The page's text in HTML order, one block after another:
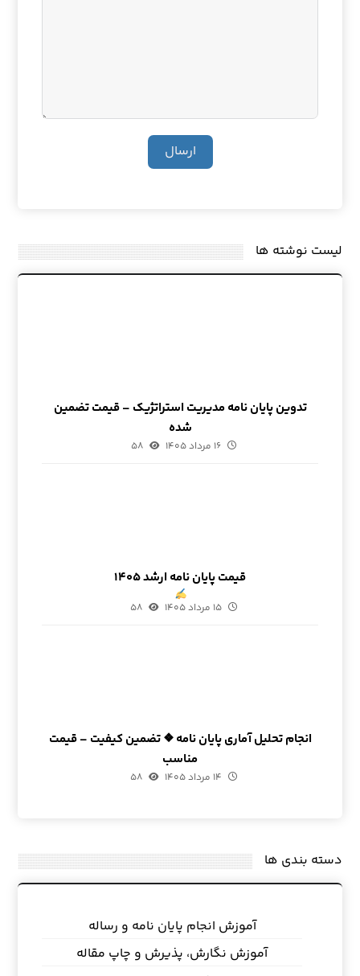
ارسال
لیست نوشته ها
تدوین پایان نامه مدیریت استراتژیک – قیمت تضمین
شده
۱۶ مرداد ۱۴۰۵ ۵۸
قیمت پایان نامه ارشد ۱۴۰۵
۱۵ مرداد ۱۴۰۵ ۵۸
انجام تحلیل آماری پایان نامه ❖ تضمین کیفیت – قیمت
مناسب
۱۴ مرداد ۱۴۰۵ ۵۸
دسته بندی ها
آموزش انجام پایان نامه و رساله
آموزش نگارش، پذیرش و چاپ مقاله